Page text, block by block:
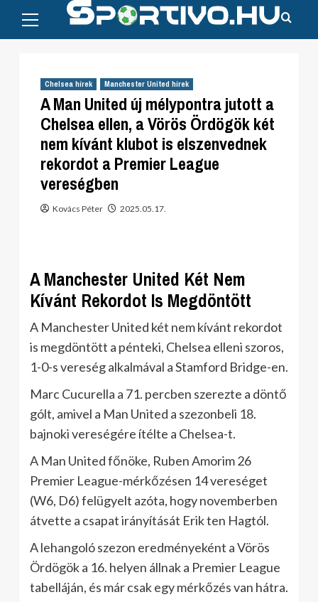
content
Menu
Chelsea hírek Manchester United hírek
A Man United új mélypontra jutott a
Chelsea ellen, a Vörös Ördögök két
nem kívánt klubot is elszenvednek
rekordot a Premier League
vereségben
Kovács Péter 2025.05.17.
A Manchester United Két Nem
Kívánt Rekordot Is Megdöntött
A Manchester United két nem kívánt rekordot
is megdöntött a pénteki, Chelsea elleni szoros,
1-0-s vereség alkalmával a Stamford Bridge-en.
Marc Cucurella a 71. percben szerezte a döntő
gólt, amivel a Man United a szezonbeli 18.
bajnoki vereségére ítélte a Chelsea-t.
A Man United főnöke, Ruben Amorim 26
Premier League-mérkőzésen 14 vereséget
(W6, D6) felügyelt azóta, hogy novemberben
átvette a csapat irányítását Erik ten Hagtól.
A lehangoló szezon eredményeként a Vörös
Ördögök a 16. helyen állnak a Premier League
tabelláján, és már csak egy mérkőzés van hátra.